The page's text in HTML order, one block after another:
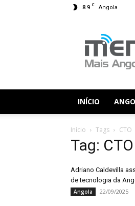
8.9 C Angola
INÍCIO
Início Tags CTO
Tag: CTO
Adriano Caldevilla
de tecnologia da
Angola 22/09/2025